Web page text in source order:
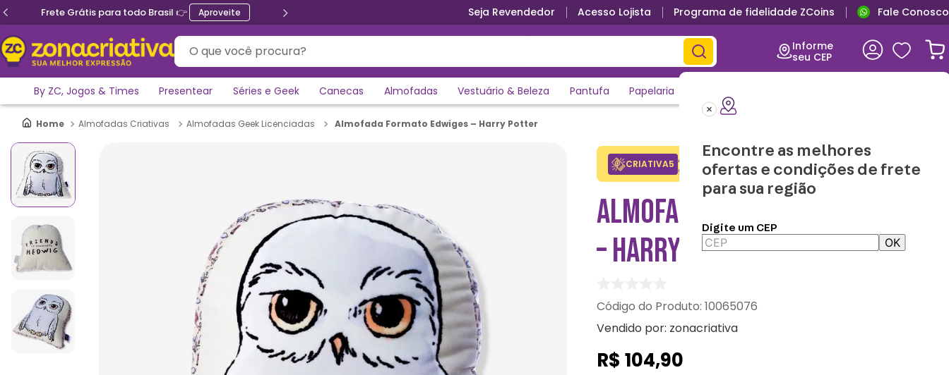
Frete Grátis para todo Brasil 👉 Aproveite Seja Revendedor Acesso Lojista Programa de fidelidade ZCoins Fale Conosco
O que você procura?
Informe
seu CEP
Encontre as melhores
ofertas e condições de frete
para sua região
Digite um CEP
OK
By ZC, Jogos & Times Presentear Séries e Geek Canecas Almofadas Vestuário & Beleza Pantufa Papelaria
Almofadas Criativas Almofadas Geek Licenciadas Almofada Formato Edwiges – Harry Potter
CRIATIVA5 Adicione o cupom no carrinho e
ganhe desconto na 1a compra.
Copiar
ALMOFADA FORMATO EDWIGES
– HARRY POTTER
:10065076
Vendido por: zonacriativa
R$ 104,90